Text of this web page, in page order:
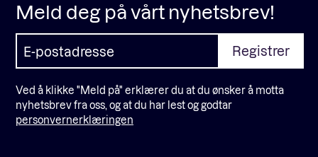
Meld deg på vårt nyhetsbrev!
Ved å klikke "Meld på" erklærer du at du ønsker å motta
nyhetsbrev fra oss, og at du har lest og godtar
personvernerklæringen